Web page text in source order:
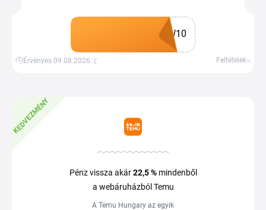
Kupon megszerzése
W10
Érvényes 09.08.2026-ig Feltételek
KEDVEZMÉNY
Pénz vissza akár22,5 %mindenből
a webáruházból Temu
A Temu Hungary az egyik